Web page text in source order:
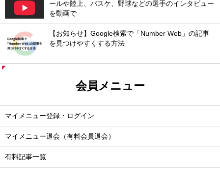
ールや陸上、バスケ、野球などの選手のインタビュー
を動画で
【お知らせ】Google検索で「Number Web」の記事
を見つけやすくする方法
会員メニュー
マイメニュー登録・ログイン
マイメニュー退会（有料会員退会）
有料記事一覧